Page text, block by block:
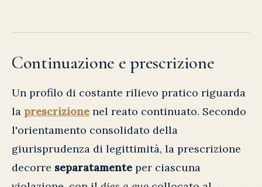
Continuazione e prescrizione
Un profilo di costante rilievo pratico riguarda
la prescrizione nel reato continuato. Secondo
l'orientamento consolidato della
giurisprudenza di legittimità, la prescrizione
decorre separatamente per ciascuna